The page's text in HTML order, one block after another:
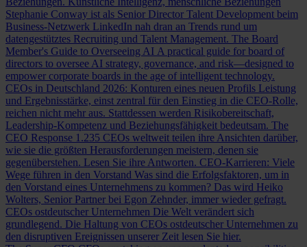
Stephanie Conway ist als Senior Director Talent Development beim
Business-Netzwerk LinkedIn nah dran an Trends rund um
datengestütztes Recruiting und Talent Management. The Board
Member's Guide to Overseeing AI A practical guide for board of
directors to oversee AI strategy, governance, and risk—designed to
empower corporate boards in the age of intelligent technology.
CEOs in Deutschland 2026: Konturen eines neuen Profils Leistung
und Ergebnisstärke, einst zentral für den Einstieg in die CEO-Rolle,
reichen nicht mehr aus. Stattdessen werden Risikobereitschaft,
Leadership-Kompetenz und Beziehungsfähigkeit bedeutsam. The
CEO Response 1.235 CEOs weltweit teilen ihre Ansichten darüber,
wie sie die größten Herausforderungen meistern, denen sie
gegenüberstehen. Lesen Sie ihre Antworten. CEO-Karrieren: Viele
Wege führen in den Vorstand Was sind die Erfolgsfaktoren, um in
den Vorstand eines Unternehmens zu kommen? Das wird Heiko
Wolters, Senior Partner bei Egon Zehnder, immer wieder gefragt.
CEOs ostdeutscher Unternehmen Die Welt verändert sich
grundlegend. Die Haltung von CEOs ostdeutscher Unternehmen zu
den disruptiven Ereignissen unserer Zeit lesen Sie hier.